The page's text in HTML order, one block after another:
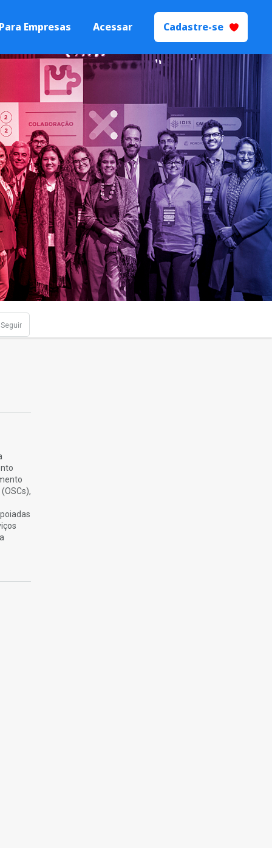
Para Empresas
Talentos
de
Branding.
e
seletivos de
Acessar Cadastre-se
Seguir